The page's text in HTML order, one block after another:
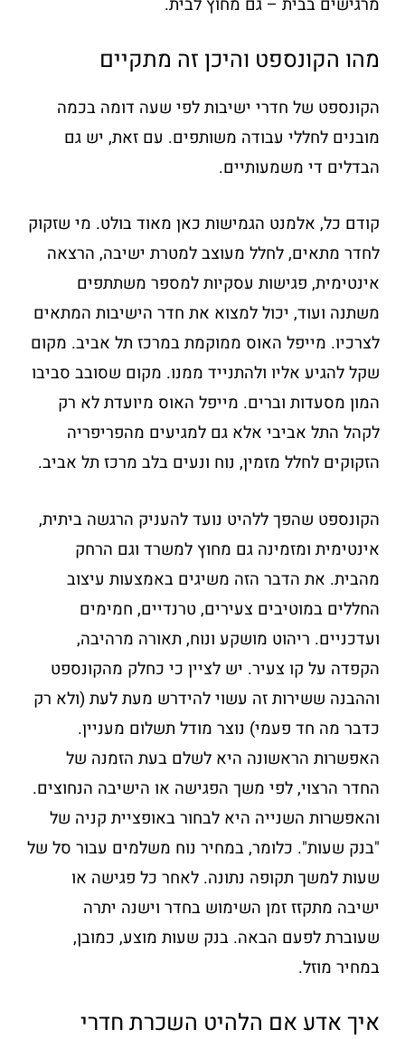
מרגישים בבית – גם מחוץ לבית.
מהו הקונספט והיכן זה מתקיים
הקונספט של חדרי ישיבות לפי שעה דומה בכמה
מובנים לחללי עבודה משותפים. עם זאת, יש גם
הבדלים די משמעותיים.
קודם כל, אלמנט הגמישות כאן מאוד בולט. מי שזקוק
לחדר מתאים, לחלל מעוצב למטרת ישיבה, הרצאה
אינטימית, פגישות עסקיות למספר משתתפים
משתנה ועוד, יכול למצוא את חדר הישיבות המתאים
לצרכיו. מייפל האוס ממוקמת במרכז תל אביב. מקום
שקל להגיע אליו ולהתנייד ממנו. מקום שסובב סביבו
המון מסעדות וברים. מייפל האוס מיועדת לא רק
לקהל התל אביבי אלא גם למגיעים מהפריפריה
הזקוקים לחלל מזמין, נוח ונעים בלב מרכז תל אביב.
הקונספט שהפך ללהיט נועד להעניק הרגשה ביתית,
אינטימית ומזמינה גם מחוץ למשרד וגם הרחק
מהבית. את הדבר הזה משיגים באמצעות עיצוב
החללים במוטיבים צעירים, טרנדיים, חמימים
ועדכניים. ריהוט מושקע ונוח, תאורה מרהיבה,
הקפדה על קו צעיר. יש לציין כי כחלק מהקונספט
וההבנה ששירות זה עשוי להידרש מעת לעת (ולא רק
כדבר מה חד פעמי) נוצר מודל תשלום מעניין.
האפשרות הראשונה היא לשלם בעת הזמנה של
החדר הרצוי, לפי משך הפגישה או הישיבה הנחוצים.
והאפשרות השנייה היא לבחור באופציית קניה של
"בנק שעות". כלומר, במחיר נוח משלמים עבור סל של
שעות למשך תקופה נתונה. לאחר כל פגישה או
ישיבה מתקזז זמן השימוש בחדר וישנה יתרה
שעוברת לפעם הבאה. בנק שעות מוצע, כמובן,
במחיר מוזל.
איך אדע אם הלהיט השכרת חדרי